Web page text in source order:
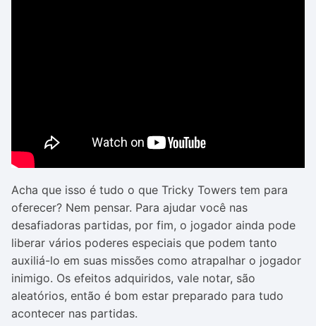
Acha que isso é tudo o que Tricky Towers tem para
oferecer? Nem pensar. Para ajudar você nas
desafiadoras partidas, por fim, o jogador ainda pode
liberar vários poderes especiais que podem tanto
auxiliá-lo em suas missões como atrapalhar o jogador
inimigo. Os efeitos adquiridos, vale notar, são
aleatórios, então é bom estar preparado para tudo
acontecer nas partidas.